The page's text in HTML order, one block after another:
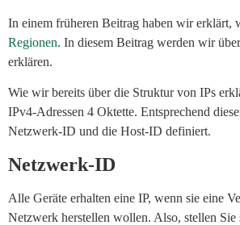
In einem früheren Beitrag haben wir erklärt,
Regionen. In diesem Beitrag werden wir
erklären.
Wie wir bereits über die Struktur von IPs
IPv4-Adressen 4 Oktette. Entsprechend
Netzwerk-ID und die Host-ID definiert.
Netzwerk-ID
Alle Geräte erhalten eine IP, wenn sie eine
Netzwerk herstellen wollen. Also, stellen Sie